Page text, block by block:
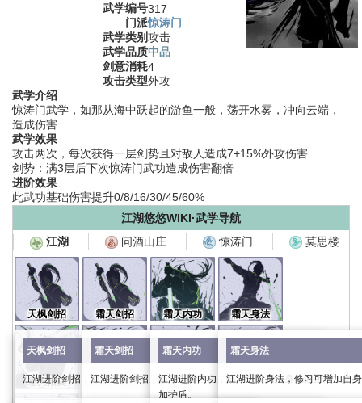
武学编号317
门派惊涛门
武学类别攻击
武学品质中品
剑意消耗4
攻击类型外攻
武学介绍
惊涛门武学，如那从海中跃起的游鱼一般，荡开水雾，冲向云端，
造成伤害
武学效果
攻击两次，每次获得一层剑势且对敌人造成7+15%外攻伤害
剑势：满3层后下次惊涛门武功造成伤害翻倍
进阶效果
此武功基础伤害提升0/8/16/30/45/60%
江湖悠悠WIKI·武学导航
江湖 问酒山庄 惊涛门 莫思楼
天枫剑招
天枫剑招
江湖进阶剑招，修习可提升自身武力，加强攻击伤害
霜天剑招
霜天剑招
江湖进阶剑招，修习可提升自身武力，加强攻击伤害
霜天内功
霜天内功
江湖进阶内功，修习可提高自身气血上限，为
加护盾。
霜天身法
霜天身法
江湖进阶身法，修习可增加自
霜天招架 枫叶舞 叹息之壁 疾风骤雨